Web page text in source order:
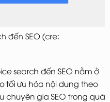
đến SEO (cre:
search đến SEO nằm ở
tối ưu hóa nội dung theo
chuyên gia SEO trong quá